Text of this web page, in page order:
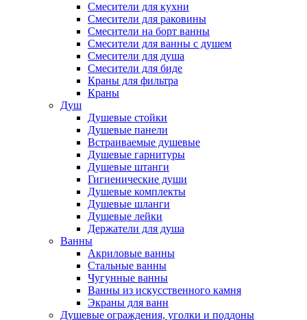
Смесители для кухни
Смесители для раковины
Смесители на борт ванны
Смесители для ванны с душем
Смесители для душа
Смесители для биде
Краны для фильтра
Краны
Душ
Душевые стойки
Душевые панели
Встраиваемые душевые
Душевые гарнитуры
Душевые штанги
Гигиенические души
Душевые комплекты
Душевые шланги
Душевые лейки
Держатели для душа
Ванны
Акриловые ванны
Стальные ванны
Чугунные ванны
Ванны из искусственного камня
Экраны для ванн
Душевые ограждения, уголки и поддоны